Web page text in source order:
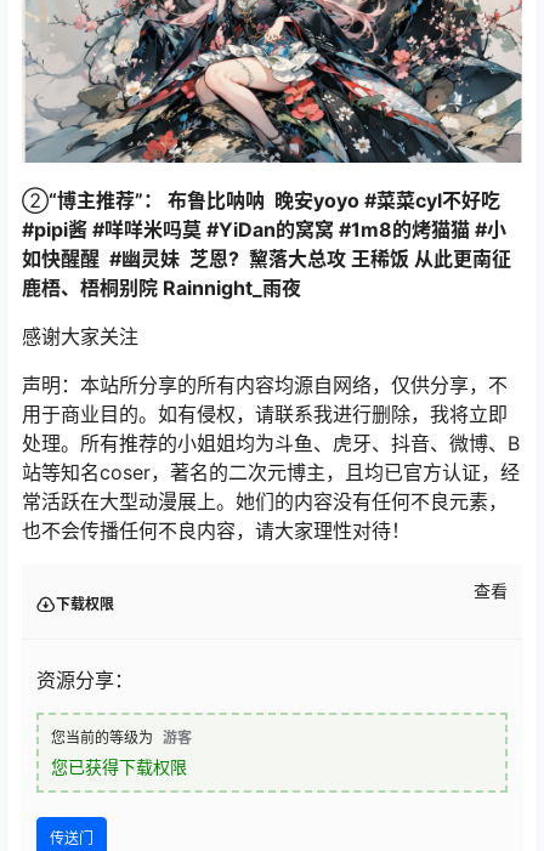
②“博主推荐”： 布鲁比呐呐 晚安yoyo #菜菜cyl不好吃
#pipi酱 #咩咩米吗莫 #YiDan的窝窝 #1m8的烤猫猫 #小
如快醒醒 #幽灵妹 芝恩? 黧落大总攻 王稀饭 从此更南征
鹿梧、梧桐别院 Rainnight_雨夜
感谢大家关注
声明：本站所分享的所有内容均源自网络，仅供分享，不
用于商业目的。如有侵权，请联系我进行删除，我将立即
处理。所有推荐的小姐姐均为斗鱼、虎牙、抖音、微博、B
站等知名coser，著名的二次元博主，且均已官方认证，经
常活跃在大型动漫展上。她们的内容没有任何不良元素，
也不会传播任何不良内容，请大家理性对待！
下载权限
查看
资源分享：
您当前的等级为 游客
您已获得下载权限
传送门